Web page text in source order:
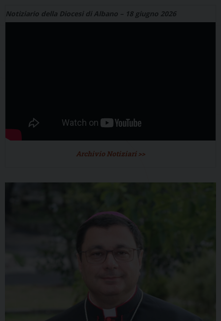
Notiziario della Diocesi di Albano – 18 giugno 2026
Archivio Notiziari >>